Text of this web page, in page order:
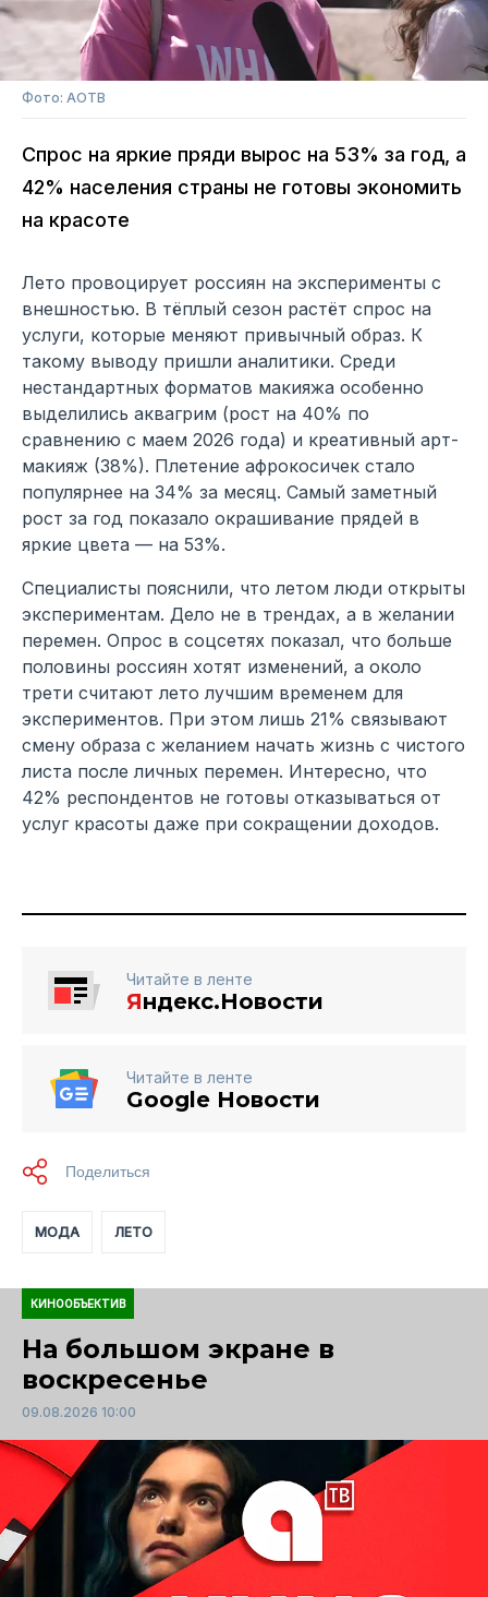
Фото: АОТВ
Спрос на яркие пряди вырос на 53% за год, а
42% населения страны не готовы экономить
на красоте
Лето провоцирует россиян на эксперименты с
внешностью. В тёплый сезон растёт спрос на
услуги, которые меняют привычный образ. К
такому выводу пришли аналитики. Среди
нестандартных форматов макияжа особенно
выделились аквагрим (рост на 40% по
сравнению с маем 2026 года) и креативный арт-
макияж (38%). Плетение афрокосичек стало
популярнее на 34% за месяц. Самый заметный
рост за год показало окрашивание прядей в
яркие цвета — на 53%.
Специалисты пояснили, что летом люди открыты
экспериментам. Дело не в трендах, а в желании
перемен. Опрос в соцсетях показал, что больше
половины россиян хотят изменений, а около
трети считают лето лучшим временем для
экспериментов. При этом лишь 21% связывают
смену образа с желанием начать жизнь с чистого
листа после личных перемен. Интересно, что
42% респондентов не готовы отказываться от
услуг красоты даже при сокращении доходов.
Читайте в ленте
Яндекс.Новости
Читайте в ленте
Google Новости
МОДА ЛЕТО
КИНООБЪЕКТИВ
На большом экране в
воскресенье
09.08.2026 10:00